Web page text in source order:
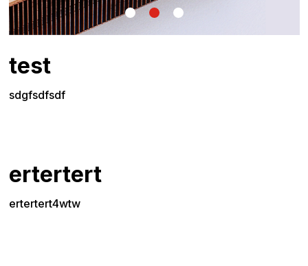
test
sdgfsdfsdf
ertertert
ertertert4wtw